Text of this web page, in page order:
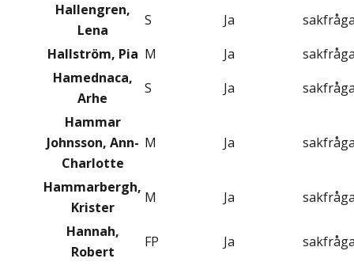
Hallengren,
Lena
S Ja
Hallström, Pia M Ja
Hamednaca,
Arhe
S Ja
Hammar
Johnsson, Ann-
Charlotte
M Ja
Hammarbergh,
Krister
M Ja
Hannah,
Robert
FP Ja